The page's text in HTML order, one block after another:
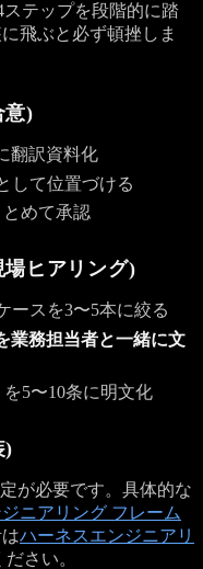
ステップを段階的に踏
飛ぶと必ず頓挫しま
意)
翻訳資料化
して位置づける
めて承認
ヒアリング)
ースを3〜5本に絞る
業務担当者と一緒に文
を5〜10条に明文化
)
が必要です。具体的な
ニアリング フレーム
ハーネスエンジニアリ
さい。